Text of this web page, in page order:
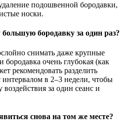
подошвенной бородавки,
носки.
бородавку за один раз?
снимать даже крупные
бородавка очень глубокая (как
рекомендовать разделить
интервалом в 2–3 недели, чтобы
за один сеанс и
снова на том же месте?